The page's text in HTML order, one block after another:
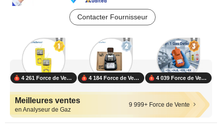
Contacter Fournisseur
4 261 Force de Vente 4 184 Force de Vente 4 039 Force de Vente
Meilleures ventes
en Analyseur de Gaz
9 999+ Force de Vente